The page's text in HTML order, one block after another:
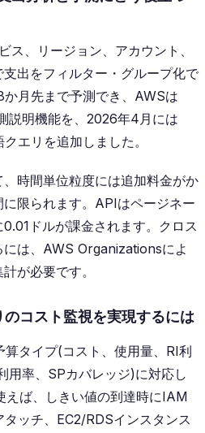
、リージョン、アカウント、
出をフィルター・グループ化で
月先まで予測でき、AWSは
説明機能を、2026年4月には
エリを追加しました。
時間単位粒度には追加料金がか
限られます。APIはページネー
ドルが課金されます。クロス
は、AWS Organizationsによ
が必要です。
コスト監視を実現するには
タイプ(コスト、使用量、RI利
用率、SPカバレッジ)に対応し
ば、しきい値の到達時にIAM
ッチ、EC2/RDSインスタンス